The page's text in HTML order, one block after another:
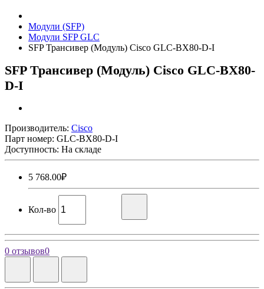
Модули (SFP)
Модули SFP GLC
SFP Трансивер (Модуль) Cisco GLC-BX80-D-I
SFP Трансивер (Модуль) Cisco GLC-BX80-
D-I
Производитель: Cisco
Парт номер: GLC-BX80-D-I
Доступность: На складе
5 768.00₽
Кол-во
0 отзывов0